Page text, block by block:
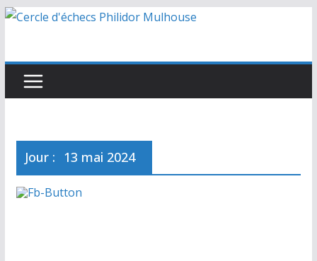
Passer
Jour : 13 mai 2024